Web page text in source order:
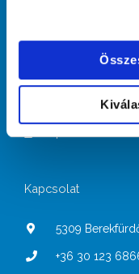
Kapcsolat
5309
+36 30 123
Felhasználási
Adatkezelési
Cookie tájékoztató